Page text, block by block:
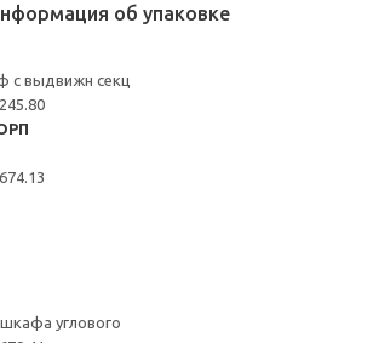
об упаковке
с выдвижн секц
углового